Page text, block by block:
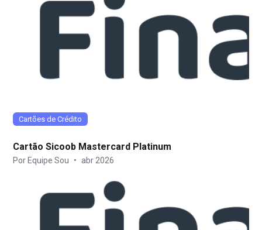
Cartões de Crédito
Cartão Sicoob Mastercard Platinum
Por Equipe Sou • abr 2026